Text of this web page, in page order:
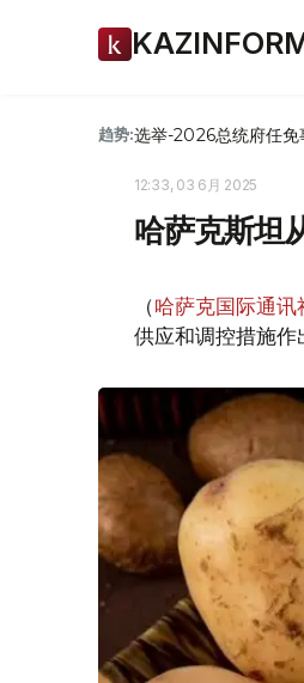
趋势:选举-2026总统府任免
12:33, 03 6月 2025
哈萨克斯坦
（哈萨克国际通讯
供应和调控措施作